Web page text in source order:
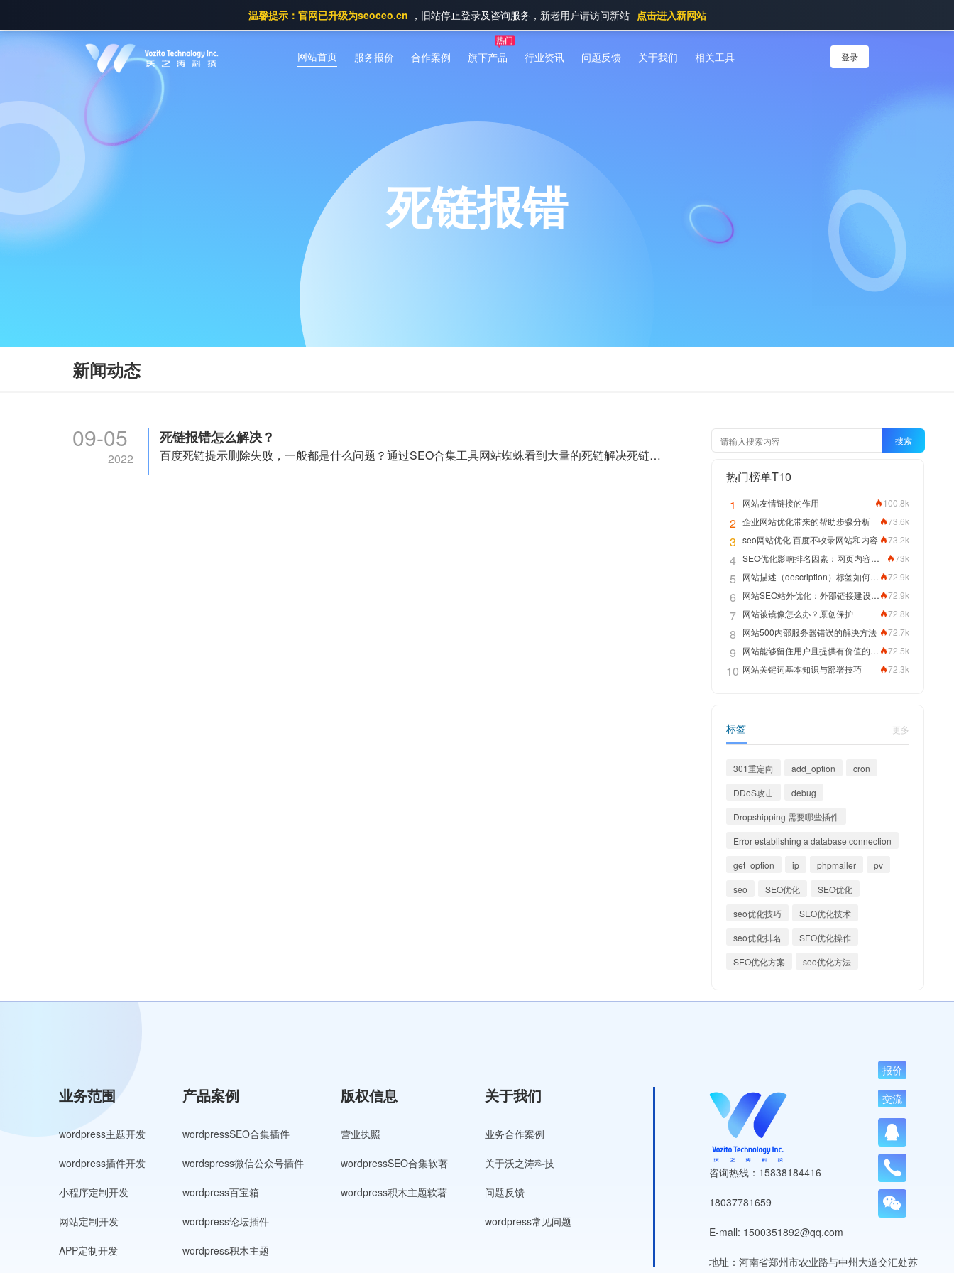
温馨提示：官网已升级为seoceo.cn ，旧站停止登录及咨询服务，新老用户请访问新站 点击进入新网站
网站首页 服务报价 合作案例 旗下产品 行业资讯 问题反馈 关于我们 相关工具 登录
死链报错
新闻动态
09-05
2022
死链报错怎么解决？
百度死链提示删除失败，一般都是什么问题？通过SEO合集工具网站蜘蛛看到大量的死链解决死链是做SEO的必要工作。
搜索
热门榜单T10
1
100.8k
网站友情链接的作用
2 73.6k
企业网站优化带来的帮助步骤分析
3 73.2k
seo网站优化 百度不收录网站和内容
4 73k
SEO优化影响排名因素：网页内容拼写正确性
5 72.9k
网站描述（description）标签如何编写优化网站排名
6 72.9k
网站SEO站外优化：外部链接建设方法
7 72.8k
网站被镜像怎么办？原创保护
8 72.7k
网站500内部服务器错误的解决方法
9 72.5k
网站能够留住用户且提供有价值的内容，关键词排名靠前指日可待
10 72.3k
网站关键词基本知识与部署技巧
标签 更多
301重定向 add_option
cron
DDoS攻击
debug
Dropshipping 需要哪些插件
Error establishing a database connection
get_option
ip phpmailer
pv
seo
SEO优化
SEO优化
seo优化技巧
SEO优化技术
seo优化排名
SEO优化操作
SEO优化方案
seo优化方法
业务范围
wordpress主题开发
wordpress插件开发
小程序定制开发
网站定制开发
APP定制开发
产品案例
wordpressSEO合集插件
wordspress微信公众号插件
wordpress百宝箱
wordpress论坛插件
wordpress积木主题
版权信息
营业执照
wordpressSEO合集软著
wordpress积木主题软著
关于我们
业务合作案例
关于沃之涛科技
问题反馈
wordpress常见问题
咨询热线：15838184416
18037781659
E-mall: 1500351892@qq.com
地址：河南省郑州市农业路与中州大道交汇处苏
报价
交流